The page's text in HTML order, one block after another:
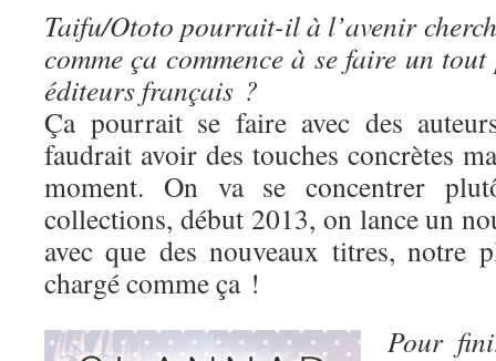
Taifu/Ototo pourrait-il à l’avenir
comme ça commence à se faire un
éditeurs français ?
Ça pourrait se faire avec des
faudrait avoir des touches concrètes
moment. On va se concentrer
collections, début 2013, on lance un
avec que des nouveaux titres, notre
chargé comme ça !
Pour